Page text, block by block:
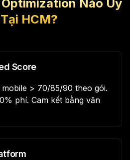
Nào Uy
HCM?
Score
mobile > 70/85/90 theo gói.
phí. Cam kết bằng văn